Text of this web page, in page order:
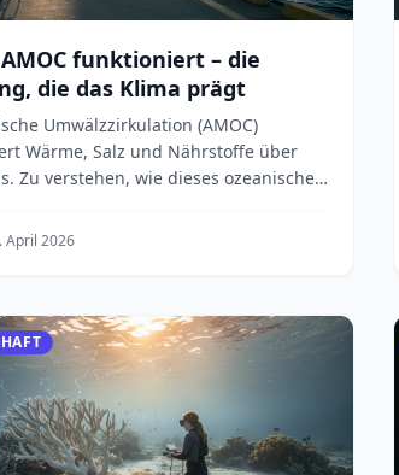
funktioniert – die
die das Klima prägt
Umwälzzirkulation (AMOC)
Wärme, Salz und Nährstoffe über
Zu verstehen, wie dieses ozeanische
April 2026